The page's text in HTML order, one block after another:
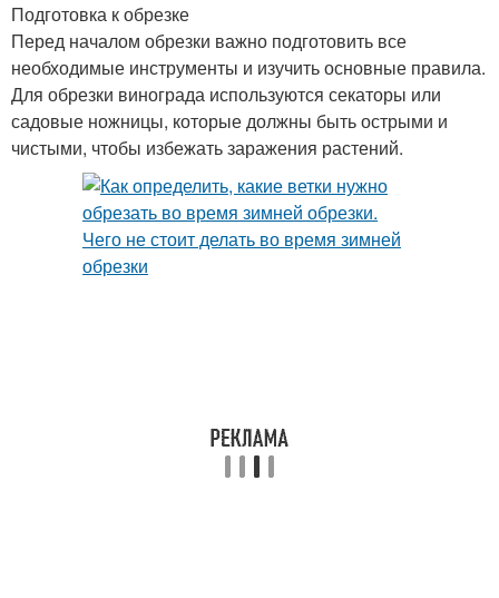
Подготовка к обрезке
Перед началом обрезки важно подготовить все
необходимые инструменты и изучить основные правила.
Для обрезки винограда используются секаторы или
садовые ножницы, которые должны быть острыми и
чистыми, чтобы избежать заражения растений.